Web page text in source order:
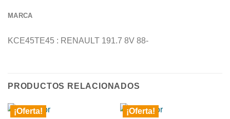
MARCA
KCE45TE45 : RENAULT 191.7 8V 88-
PRODUCTOS RELACIONADOS
¡Oferta! ¡Oferta!